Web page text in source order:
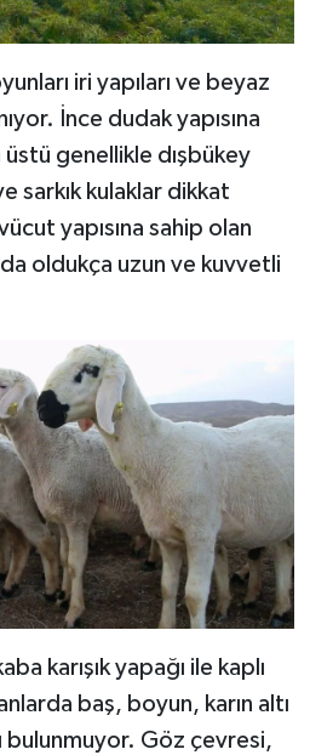
iri yapıları ve beyaz
İnce dudak yapısına
genellikle dışbükey
sarkık kulaklar dikkat
yapısına sahip olan
da oldukça uzun ve kuvvetli
karışık yapağı ile kaplı
baş, boyun, karın altı
bulunmuyor. Göz çevresi,